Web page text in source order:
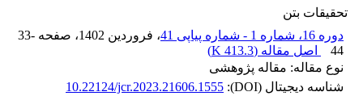
تحقیقات بتن
دوره 16، شماره 1 - شماره پیاپی 41
، فروردین 1402 ، صفحه 33-
44
اصل مقاله (413.3 K
)
نوع مقاله: مقاله پژوهشی
شناسه دیجیتال (DOI):
10.22124/jcr.2023.21606.1555